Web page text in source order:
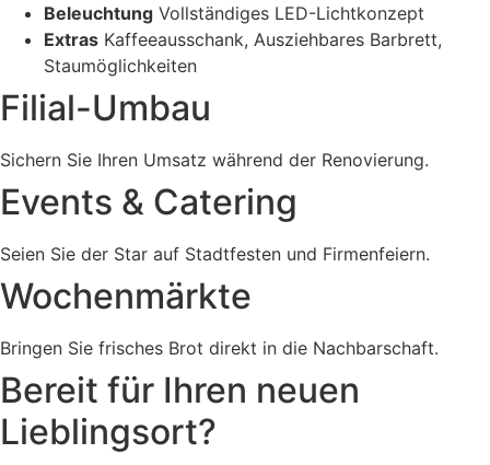
Beleuchtung Vollständiges LED-Lichtkonzept
Extras Kaffeeausschank, Ausziehbares Barbrett,
Staumöglichkeiten
Filial-Umbau
Sichern Sie Ihren Umsatz während der Renovierung.
Events & Catering
Seien Sie der Star auf Stadtfesten und Firmenfeiern.
Wochenmärkte
Bringen Sie frisches Brot direkt in die Nachbarschaft.
Bereit für Ihren neuen
Lieblingsort?